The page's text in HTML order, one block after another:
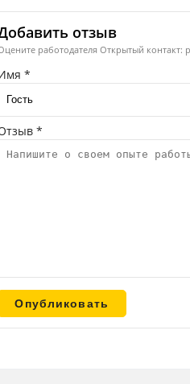
отзыв
работодателя Открытый контакт:
*
*